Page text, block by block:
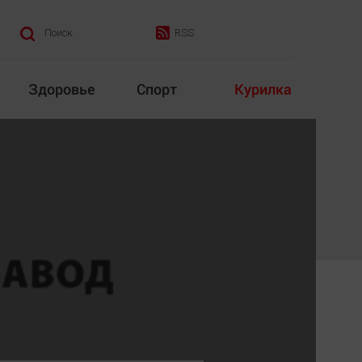
Поиск RSS
Здоровье Спорт Курилка